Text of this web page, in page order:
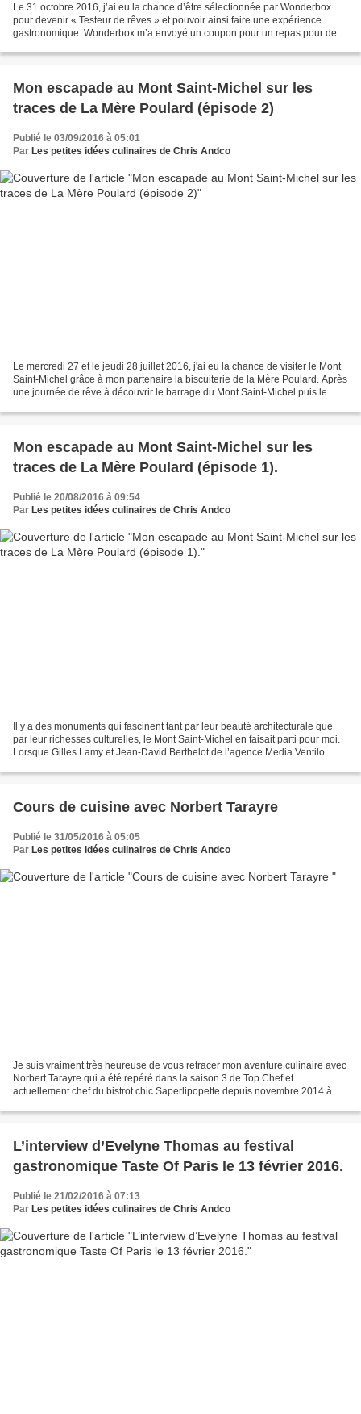
Le 31 octobre 2016, j’ai eu la chance d’être sélectionnée par Wonderbox
pour devenir « Testeur de rêves » et pouvoir ainsi faire une expérience
gastronomique. Wonderbox m’a envoyé un coupon pour un repas pour deux
Mon escapade au Mont Saint-Michel sur les
traces de La Mère Poulard (épisode 2)
Publié le 03/09/2016 à 05:01
Par Les petites idées culinaires de Chris Andco
Le mercredi 27 et le jeudi 28 juillet 2016, j'ai eu la chance de visiter le Mont
Saint-Michel grâce à mon partenaire la biscuiterie de la Mère Poulard. Après
une journée de rêve à découvrir le barrage du Mont Saint-Michel puis le
Mon escapade au Mont Saint-Michel sur les
traces de La Mère Poulard (épisode 1).
Publié le 20/08/2016 à 09:54
Par Les petites idées culinaires de Chris Andco
Il y a des monuments qui fascinent tant par leur beauté architecturale que
par leur richesses culturelles, le Mont Saint-Michel en faisait parti pour moi.
Lorsque Gilles Lamy et Jean-David Berthelot de l’agence Media Ventilo
Cours de cuisine avec Norbert Tarayre
Publié le 31/05/2016 à 05:05
Par Les petites idées culinaires de Chris Andco
Je suis vraiment très heureuse de vous retracer mon aventure culinaire avec
Norbert Tarayre qui a été repéré dans la saison 3 de Top Chef et
actuellement chef du bistrot chic Saperlipopette depuis novembre 2014 à
L’interview d’Evelyne Thomas au festival
gastronomique Taste Of Paris le 13 février 2016.
Publié le 21/02/2016 à 07:13
Par Les petites idées culinaires de Chris Andco